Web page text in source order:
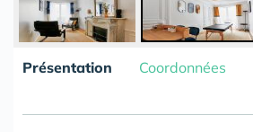
Présentation Coordonnées